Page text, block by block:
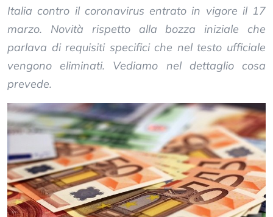
Italia contro il coronavirus entrato in vigore il 17
marzo. Novità rispetto alla bozza iniziale che
parlava di requisiti specifici che nel testo ufficiale
vengono eliminati. Vediamo nel dettaglio cosa
prevede.